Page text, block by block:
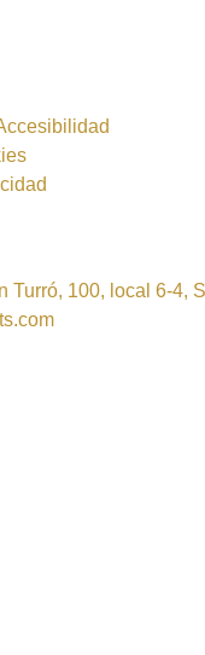
Turró, 100, local 6-4,